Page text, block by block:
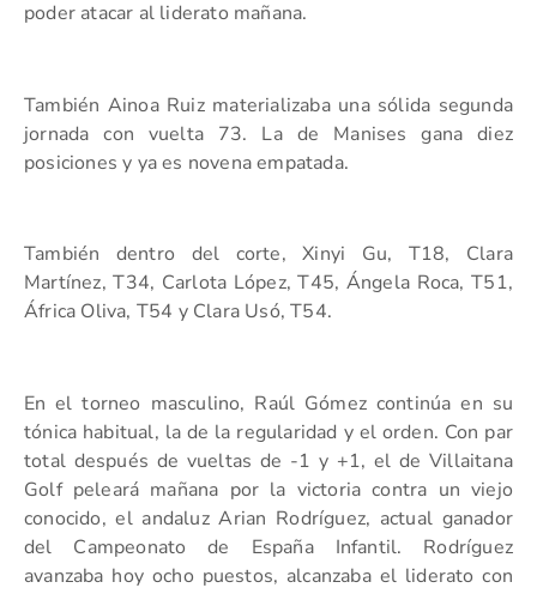
poder atacar al liderato mañana.
También Ainoa Ruiz materializaba una sólida segunda
jornada con vuelta 73. La de Manises gana diez
posiciones y ya es novena empatada.
También dentro del corte, Xinyi Gu, T18, Clara
Martínez, T34, Carlota López, T45, Ángela Roca, T51,
África Oliva, T54 y Clara Usó, T54.
En el torneo masculino, Raúl Gómez continúa en su
tónica habitual, la de la regularidad y el orden. Con par
total después de vueltas de -1 y +1, el de Villaitana
Golf peleará mañana por la victoria contra un viejo
conocido, el andaluz Arian Rodríguez, actual ganador
del Campeonato de España Infantil. Rodríguez
avanzaba hoy ocho puestos, alcanzaba el liderato con